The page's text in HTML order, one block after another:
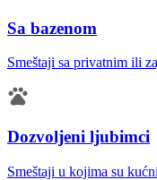
Sa bazenom
Smeštaji sa privatnim ili
Dozvoljeni ljubimci
Smeštaji u kojima su